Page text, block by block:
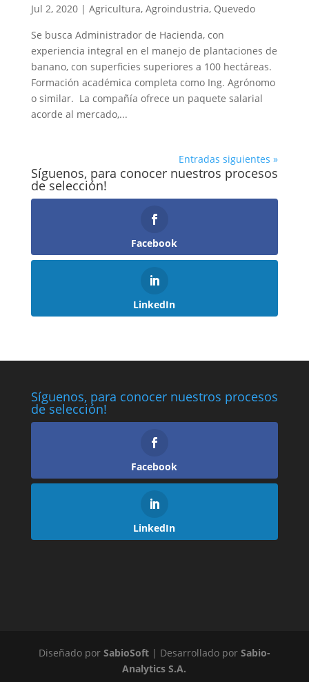
Jul 2, 2020| Agricultura, Agroindustria, Quevedo
Se busca Administrador de Hacienda, con
experiencia integral en el manejo de plantaciones de
banano, con superficies superiores a 100 hectáreas.
Formación académica completa como Ing. Agrónomo
o similar. La compañía ofrece un paquete salarial
acorde al mercado,...
Entradas siguientes »
Síguenos, para conocer nuestros procesos
de selección!
Facebook
LinkedIn
Síguenos, para conocer nuestros procesos
de selección!
Facebook
LinkedIn
Diseñado por SabioSoft| Desarrollado por Sabio-
Analytics S.A.